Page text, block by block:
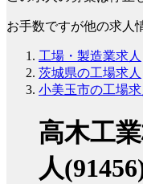
お手数ですが他の求人
工場・製造業求人
茨城県の工場求人
小美玉市の工場求
高木工
人